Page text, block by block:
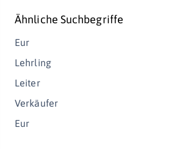
Ähnliche Suchbegriffe
Eur
Lehrling
Leiter
Verkäufer
Eur